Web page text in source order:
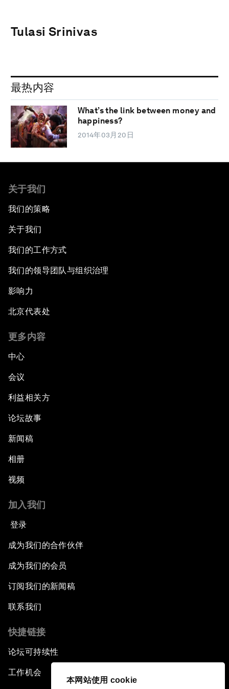
本网站使用 cookie
Tulasi Srinivas
最热内容
What’s the link between money and
happiness?
2014年03月20日
关于我们
我们的策略
关于我们
我们的工作方式
我们的领导团队与组织治理
影响力
北京代表处
更多内容
中心
会议
利益相关方
论坛故事
新闻稿
相册
视频
加入我们
登录
成为我们的合作伙伴
成为我们的会员
订阅我们的新闻稿
联系我们
快捷链接
论坛可持续性
工作机会